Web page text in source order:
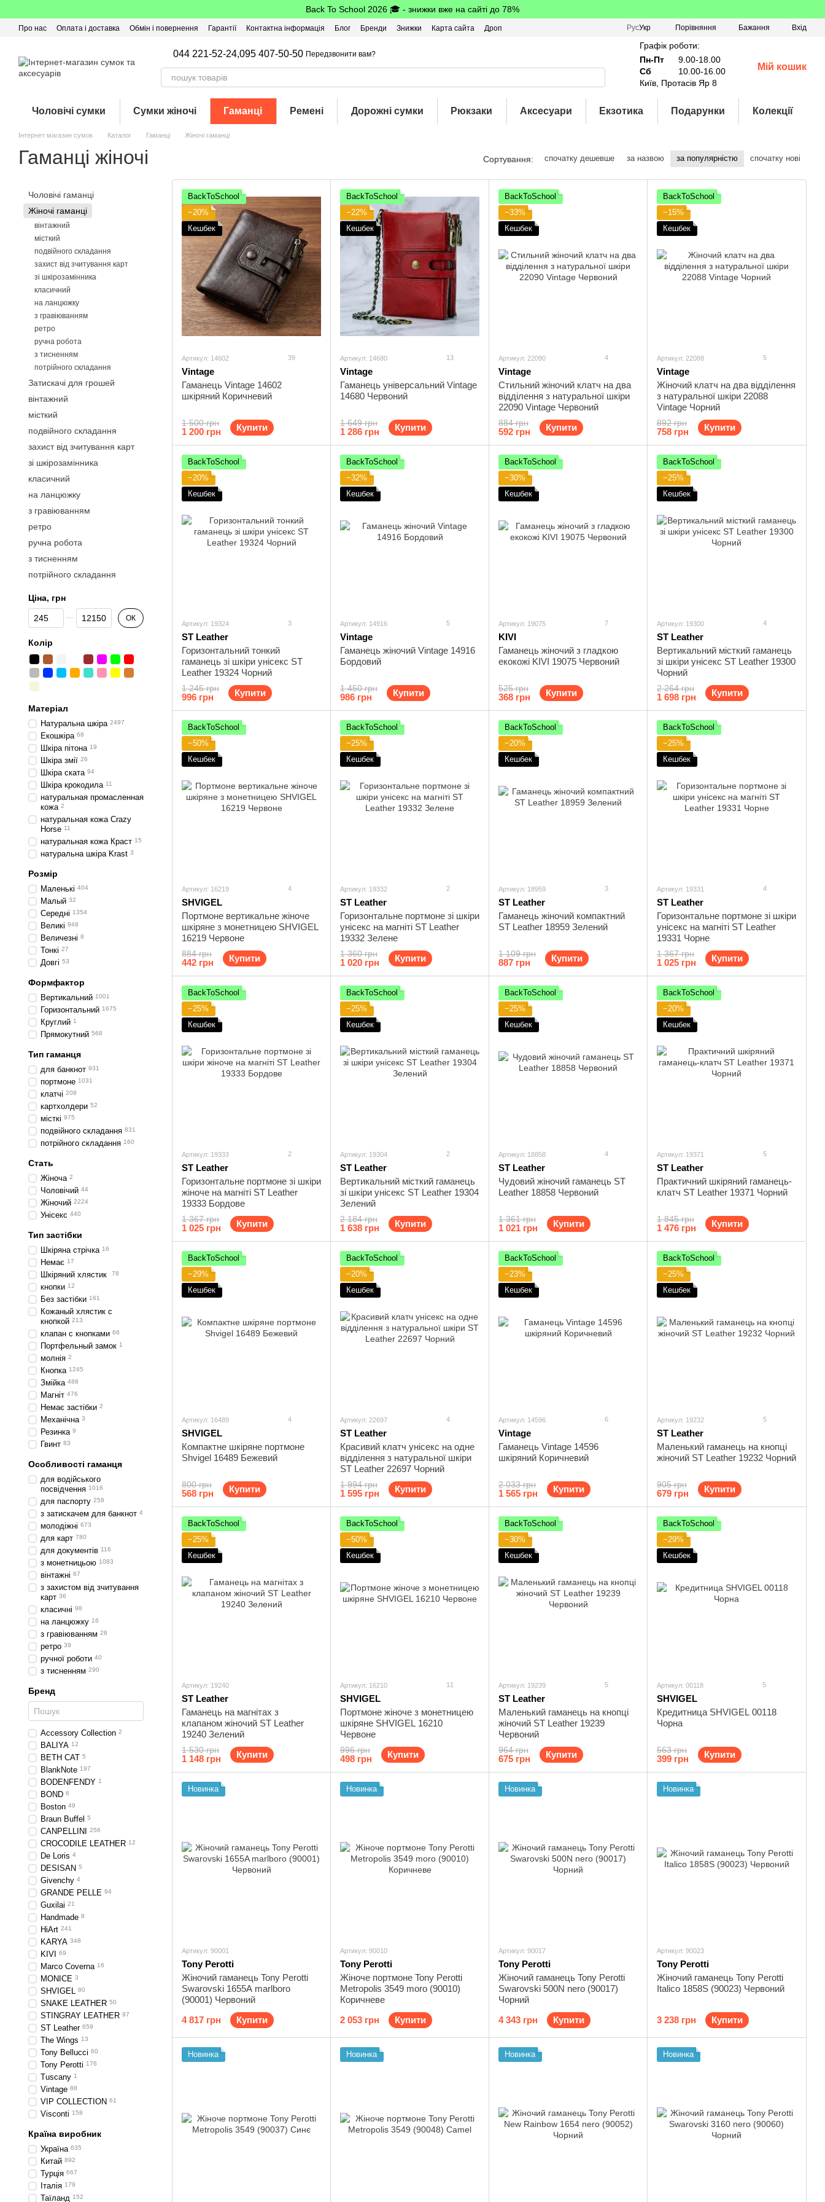
Back To School 2026 🎓 - знижки вже на сайті до 78%
Про нас Оплата і доставка Обмін і повернення Гарантії Контактна інформація Блог Бренди Знижки Карта сайта
Дроп
РусУкр Порівняння Бажання Вхід
044 221-52-24,095 407-50-50 Передзвонити вам?
Графік роботи:
Пн-Пт
9.00-18.00
Сб
10.00-16.00
Київ, Протасів Яр 8
Мій кошик
Чоловічі сумки Сумки жіночі Гаманці Ремені Дорожні сумки Рюкзаки Аксесуари Екзотика Подарунки Колекції
Інтернет магазин сумок Каталог Гаманці Жіночі гаманці
Гаманці жіночі Сортування: спочатку дешевше за назвою за популярністю спочатку нові
BackToSchool
−20%
Кешбек
Артикул: 14602 39
Vintage
Гаманець Vintage 14602
шкіряний Коричневий
1 500 грн
1 200 грн Купити
BackToSchool
−22%
Кешбек
Артикул: 14680 13
Vintage
Гаманець універсальний Vintage
14680 Червоний
1 649 грн
1 286 грн Купити
BackToSchool
−33%
Кешбек
Артикул: 22090 4
Vintage
Стильний жіночий клатч на два
відділення з натуральної шкіри
22090 Vintage Червоний
884 грн
592 грн Купити
BackToSchool
−15%
Кешбек
Артикул: 22088 5
Vintage
Жіночий клатч на два відділення
з натуральної шкіри 22088
Vintage Чорний
892 грн
758 грн Купити
BackToSchool
−20%
Кешбек
Артикул: 19324 3
ST Leather
Горизонтальний тонкий
гаманець зі шкіри унісекс ST
Leather 19324 Чорний
1 245 грн
996 грн Купити
BackToSchool
−32%
Кешбек
Артикул: 14916 5
Vintage
Гаманець жіночий Vintage 14916
Бордовий
1 450 грн
986 грн Купити
BackToSchool
−30%
Кешбек
Артикул: 19075 7
KIVI
Гаманець жіночий з гладкою
екокожі KIVI 19075 Червоний
525 грн
368 грн Купити
BackToSchool
−25%
Кешбек
Артикул: 19300 4
ST Leather
Вертикальний місткий гаманець
зі шкіри унісекс ST Leather 19300
Чорний
2 264 грн
1 698 грн Купити
BackToSchool
−50%
Кешбек
Артикул: 16219 4
SHVIGEL
Портмоне вертикальне жіноче
шкіряне з монетницею SHVIGEL
16219 Червоне
884 грн
442 грн Купити
BackToSchool
−25%
Кешбек
Артикул: 19332 2
ST Leather
Горизонтальне портмоне зі шкіри
унісекс на магніті ST Leather
19332 Зелене
1 360 грн
1 020 грн Купити
BackToSchool
−20%
Кешбек
Артикул: 18959 3
ST Leather
Гаманець жіночий компактний
ST Leather 18959 Зелений
1 109 грн
887 грн Купити
BackToSchool
−25%
Кешбек
Артикул: 19331 4
ST Leather
Горизонтальне портмоне зі шкіри
унісекс на магніті ST Leather
19331 Чорне
1 367 грн
1 025 грн Купити
BackToSchool
−25%
Кешбек
Артикул: 19333 2
ST Leather
Горизонтальне портмоне зі шкіри
жіноче на магніті ST Leather
19333 Бордове
1 367 грн
1 025 грн Купити
BackToSchool
−25%
Кешбек
Артикул: 19304 2
ST Leather
Вертикальний місткий гаманець
зі шкіри унісекс ST Leather 19304
Зелений
2 184 грн
1 638 грн Купити
BackToSchool
−25%
Кешбек
Артикул: 18858 4
ST Leather
Чудовий жіночий гаманець ST
Leather 18858 Червоний
1 361 грн
1 021 грн Купити
BackToSchool
−20%
Кешбек
Артикул: 19371 5
ST Leather
Практичний шкіряний гаманець-
клатч ST Leather 19371 Чорний
1 845 грн
1 476 грн Купити
BackToSchool
−29%
Кешбек
Артикул: 16489 4
SHVIGEL
Компактне шкіряне портмоне
Shvigel 16489 Бежевий
800 грн
568 грн Купити
BackToSchool
−20%
Кешбек
Артикул: 22697 4
ST Leather
Красивий клатч унісекс на одне
відділення з натуральної шкіри
ST Leather 22697 Чорний
1 994 грн
1 595 грн Купити
BackToSchool
−23%
Кешбек
Артикул: 14596 6
Vintage
Гаманець Vintage 14596
шкіряний Коричневий
2 033 грн
1 565 грн Купити
BackToSchool
−25%
Кешбек
Артикул: 19232 5
ST Leather
Маленький гаманець на кнопці
жіночий ST Leather 19232 Чорний
905 грн
679 грн Купити
BackToSchool
−25%
Кешбек
Артикул: 19240
ST Leather
Гаманець на магнітах з
клапаном жіночий ST Leather
19240 Зелений
1 530 грн
1 148 грн Купити
BackToSchool
−50%
Кешбек
Артикул: 16210 11
SHVIGEL
Портмоне жіноче з монетницею
шкіряне SHVIGEL 16210
Червоне
996 грн
498 грн Купити
BackToSchool
−30%
Кешбек
Артикул: 19239 5
ST Leather
Маленький гаманець на кнопці
жіночий ST Leather 19239
Червоний
964 грн
675 грн Купити
BackToSchool
−29%
Кешбек
Артикул: 00118 5
SHVIGEL
Кредитница SHVIGEL 00118
Чорна
563 грн
399 грн Купити
Новинка
Артикул: 90001
Tony Perotti
Жіночий гаманець Tony Perotti
Swarovski 1655A marlboro
(90001) Червоний
4 817 грн
Купити
Новинка
Артикул: 90010
Tony Perotti
Жіноче портмоне Tony Perotti
Metropolis 3549 moro (90010)
Коричневе
2 053 грн
Купити
Новинка
Артикул: 90017
Tony Perotti
Жіночий гаманець Tony Perotti
Swarovski 500N nero (90017)
Чорний
4 343 грн
Купити
Новинка
Артикул: 90023
Tony Perotti
Жіночий гаманець Tony Perotti
Italico 1858S (90023) Червоний
3 238 грн Купити
Новинка Новинка Новинка Новинка
Чоловічі гаманці
Жіночі гаманці
вінтажний
місткий
подвійного складання
захист від зчитування карт
зі шкірозамінника
класичний
на ланцюжку
з гравіюванням
ретро
ручна робота
з тисненням
потрійного складання
Затискачі для грошей
вінтажний
місткий
подвійного складання
захист від зчитування карт
зі шкірозамінника
класичний
на ланцюжку
з гравіюванням
ретро
ручна робота
з тисненням
потрійного складання
Ціна, грн
Від Ціна, грн
До Ціна, грн ОК
Колір
Матеріал
Натуральна шкіра 2497
Екошкіра 68
Шкіра пітона 19
Шкіра змії 26
Шкіра ската 94
Шкіра крокодила 11
натуральная промасленная
кожа 2
натуральная кожа Crazy
Horse 11
натуральная кожа Краст 15
натуральна шкіра Krast 3
Розмір
Маленькі 404
Малый 32
Середні 1354
Великі 948
Величезні 8
Тонкі 27
Довгі 53
Формфактор
Вертикальний 1001
Горизонтальний 1675
Круглий 1
Прямокутний 568
Тип гаманця
для банкнот 931
портмоне 1031
клатчі 208
картхолдери 52
місткі 975
подвійного складання 831
потрійного складання 160
Стать
Жіноча 2
Чоловічий 44
Жіночий 2224
Унісекс 440
Тип застібки
Шкіряна стрічка 16
Немає 17
Шкіряний хлястик 78
кнопки 12
Без застібки 161
Кожаный хлястик с
кнопкой 213
клапан с кнопками 66
Портфельный замок 1
молнія 2
Кнопка 1245
Змійка 488
Магніт 476
Немає застібки 2
Механічна 3
Резинка 9
Гвинт 83
Особливості гаманця
для водійського
посвідчення 1016
для паспорту 258
з затискачем для банкнот 4
молодіжні 673
для карт 780
для документів 116
з монетницьою 1083
вінтажні 67
з захистом від зчитування
карт 36
класичні 98
на ланцюжку 16
з гравіюванням 28
ретро 39
ручної роботи 40
з тисненням 290
Бренд
Accessory Collection 2
BALIYA 12
BETH CAT 5
BlankNote 197
BODENFENDY 1
BOND 6
Boston 49
Braun Buffel 5
CANPELLINI 256
CROCODILE LEATHER 12
De Loris 4
DESISAN 5
Givenchy 4
GRANDE PELLE 94
Guxilai 21
Handmade 8
HiArt 241
KARYA 348
KIVI 69
Marco Coverna 16
MONICE 3
SHVIGEL 80
SNAKE LEATHER 50
STINGRAY LEATHER 97
ST Leather 659
The Wings 13
Tony Bellucci 60
Tony Perotti 176
Tuscany 1
Vintage 88
VIP COLLECTION 61
Visconti 158
Країна виробник
Україна 635
Китай 892
Турція 667
Італія 179
Таїланд 152